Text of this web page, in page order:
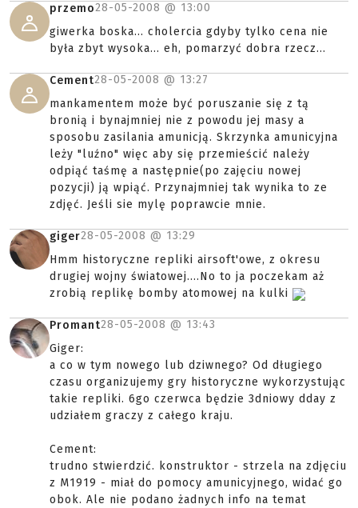
przemo28-05-2008 @ 13:00
giwerka boska... cholercia gdyby tylko cena nie
była zbyt wysoka... eh, pomarzyć dobra rzecz...
Cement28-05-2008 @ 13:27
mankamentem może być poruszanie się z tą
bronią i bynajmniej nie z powodu jej masy a
sposobu zasilania amunicją. Skrzynka amunicyjna
leży "luźno" więc aby się przemieścić należy
odpiąć taśmę a następnie(po zajęciu nowej
pozycji) ją wpiąć. Przynajmniej tak wynika to ze
zdjęć. Jeśli sie mylę poprawcie mnie.
giger28-05-2008 @ 13:29
Hmm historyczne repliki airsoft'owe, z okresu
drugiej wojny światowej....No to ja poczekam aż
zrobią replikę bomby atomowej na kulki
Promant28-05-2008 @ 13:43
Giger:
a co w tym nowego lub dziwnego? Od długiego
czasu organizujemy gry historyczne wykorzystując
takie repliki. 6go czerwca będzie 3dniowy dday z
udziałem graczy z całego kraju.
Cement:
trudno stwierdzić. konstruktor - strzela na zdjęciu
z M1919 - miał do pomocy amunicyjnego, widać go
obok. Ale nie podano żadnych info na temat